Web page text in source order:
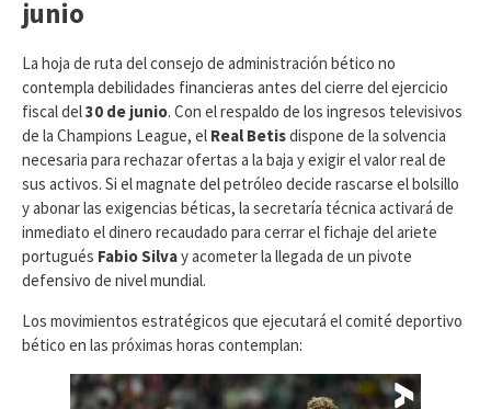
junio
​La hoja de ruta del consejo de administración bético no
contempla debilidades financieras antes del cierre del ejercicio
fiscal del30 de junio. Con el respaldo de los ingresos televisivos
de la Champions League, el Real Betisdispone de la solvencia
necesaria para rechazar ofertas a la baja y exigir el valor real de
sus activos. Si el magnate del petróleo decide rascarse el bolsillo
y abonar las exigencias béticas, la secretaría técnica activará de
inmediato el dinero recaudado para cerrar el fichaje del ariete
portugués Fabio Silvay acometer la llegada de un pivote
defensivo de nivel mundial.
​Los movimientos estratégicos que ejecutará el comité deportivo
bético en las próximas horas contemplan: